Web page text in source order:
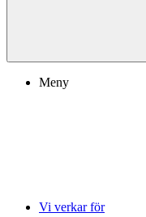
Meny
Vi verkar för